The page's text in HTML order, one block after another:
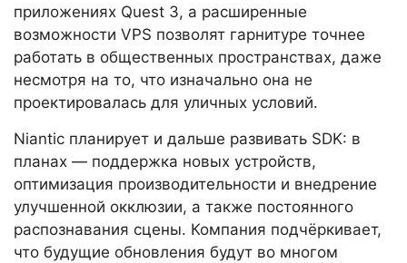
приложениях Quest 3, а расширенные
возможности VPS позволят гарнитуре точнее
работать в общественных пространствах, даже
несмотря на то, что изначально она не
проектировалась для уличных условий.
Niantic планирует и дальше развивать SDK: в
планах — поддержка новых устройств,
оптимизация производительности и внедрение
улучшенной окклюзии, а также постоянного
распознавания сцены. Компания подчёркивает,
что будущие обновления будут во многом